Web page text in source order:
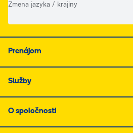
Zmena jazyka / krajiny
Prenájom
Služby
O spoločnosti